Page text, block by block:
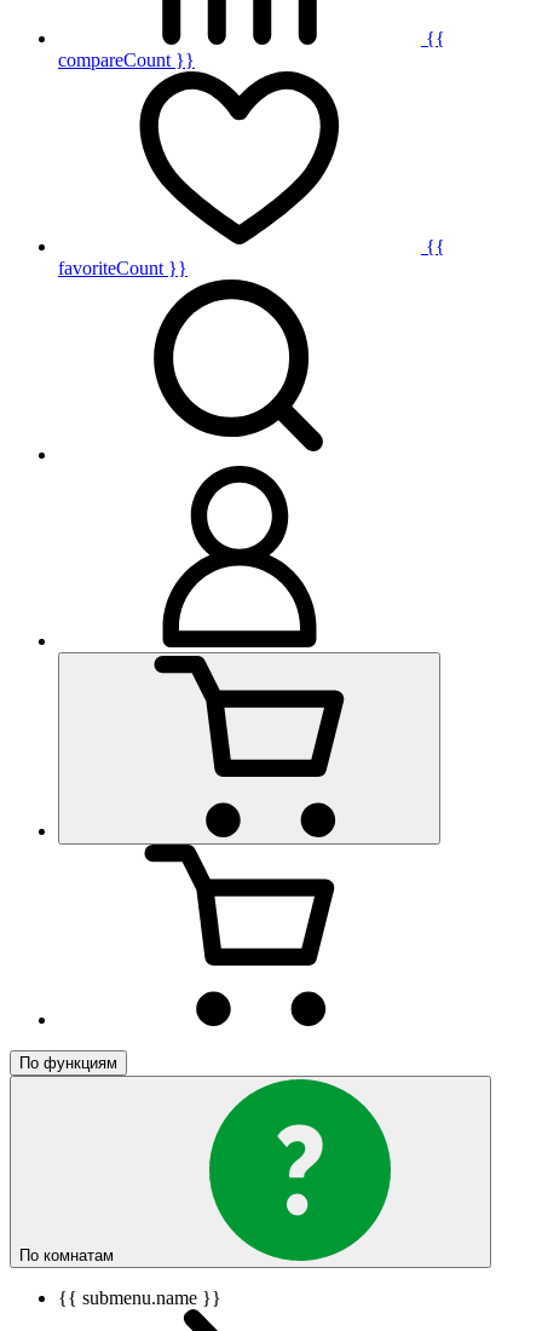
{{
compareCount }}
{{
favoriteCount }}
По функциям
По комнатам
{{ submenu.name }}